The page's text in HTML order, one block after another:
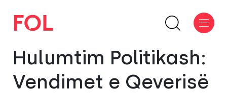
Hulumtim Politikash:
Vendimet e Qeverisë